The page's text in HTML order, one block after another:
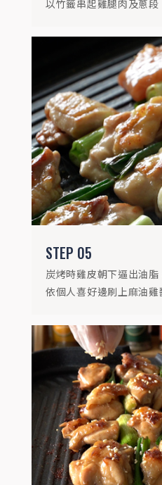
以竹籤串起雞腿肉及蔥段
STEP 05
炭烤時雞皮朝下逼出油
依個人喜好邊刷上麻油雞
06
將雞腿肉烤至全熟且
綴即可盛盤